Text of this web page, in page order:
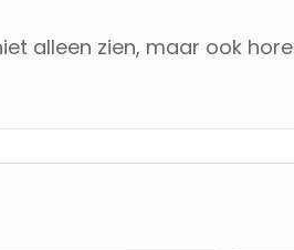
alleen zien, maar ook